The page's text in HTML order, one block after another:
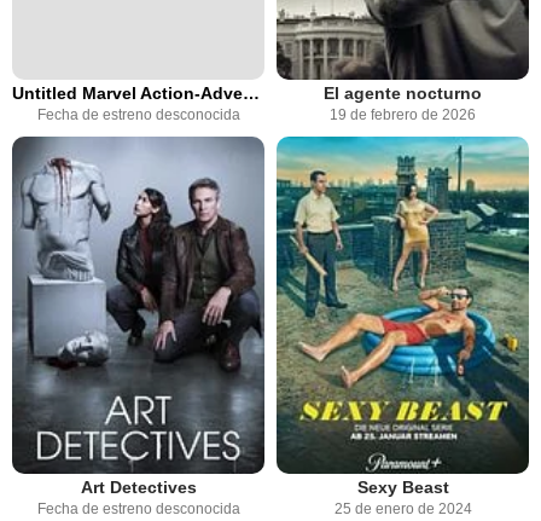
Untitled Marvel Action-Adventure Series
Fecha de estreno desconocida
El agente nocturno
19 de febrero de 2026
Art Detectives
Fecha de estreno desconocida
Sexy Beast
25 de enero de 2024